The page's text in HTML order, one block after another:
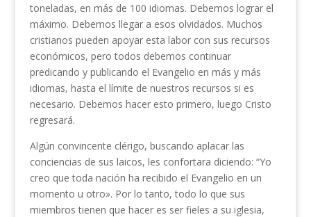
toneladas, en más de 100 idiomas. Debemos lograr el
máximo. Debemos llegar a esos olvidados. Muchos
cristianos pueden apoyar esta labor con sus recursos
económicos, pero todos debemos continuar
predicando y publicando el Evangelio en más y más
idiomas, hasta el límite de nuestros recursos si es
necesario. Debemos hacer esto primero, luego Cristo
regresará.
Algún convincente clérigo, buscando aplacar las
conciencias de sus laicos, les confortara diciendo: “Yo
creo que toda nación ha recibido el Evangelio en un
momento u otro». Por lo tanto, todo lo que sus
miembros tienen que hacer es ser fieles a su iglesia,